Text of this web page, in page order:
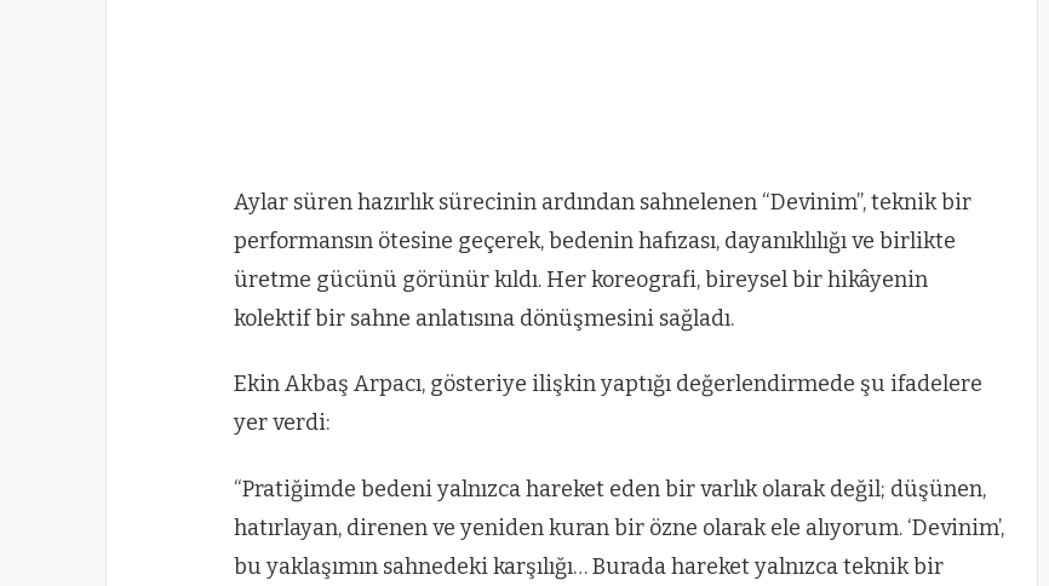
Aylar süren hazırlık sürecinin ardından sahnelenen “Devinim”, teknik bir
performansın ötesine geçerek, bedenin hafızası, dayanıklılığı ve birlikte
üretme gücünü görünür kıldı. Her koreografi, bireysel bir hikâyenin
kolektif bir sahne anlatısına dönüşmesini sağladı.
Ekin Akbaş Arpacı, gösteriye ilişkin yaptığı değerlendirmede şu ifadelere
yer verdi:
“Pratiğimde bedeni yalnızca hareket eden bir varlık olarak değil; düşünen,
hatırlayan, direnen ve yeniden kuran bir özne olarak ele alıyorum. ‘Devinim’,
bu yaklaşımın sahnedeki karşılığı… Burada hareket yalnızca teknik bir